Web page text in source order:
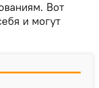
Вот
и могут